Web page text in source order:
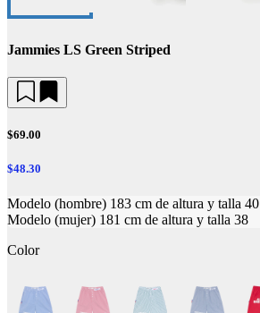
Jammies LS Green Striped
$69.00
$48.30
Modelo (hombre) 183 cm de altura y talla 40
Modelo (mujer) 181 cm de altura y talla 38
Color